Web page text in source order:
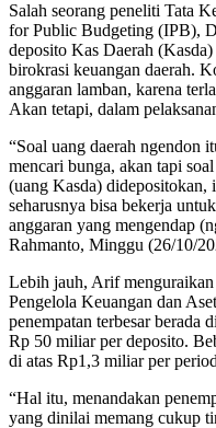
Salah seorang peneliti Tata
for Public Budgeting (IPB),
deposito Kas Daerah
birokrasi keuangan daerah.
anggaran lamban, karena
Akan tetapi, dalam
“Soal uang daerah ngendon
mencari bunga, akan tapi
(uang Kasda) didepositokan,
seharusnya bisa bekerja
anggaran yang mengendap
Rahmanto, Minggu (26/10/
Lebih jauh, Arif menguraikan
Pengelola Keuangan dan
penempatan terbesar berada
Rp 50 miliar per deposito.
di atas Rp1,3 miliar per
“Hal itu, menandakan
yang dinilai memang cukup